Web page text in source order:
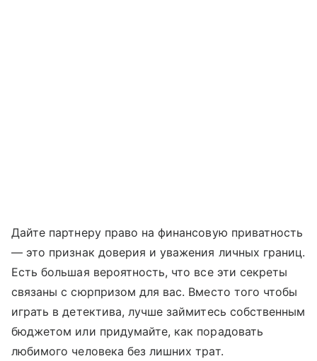
Дайте партнеру право на финансовую приватность
— это признак доверия и уважения личных границ.
Есть большая вероятность, что все эти секреты
связаны с сюрпризом для вас. Вместо того чтобы
играть в детектива, лучше займитесь собственным
бюджетом или придумайте, как порадовать
любимого человека без лишних трат.